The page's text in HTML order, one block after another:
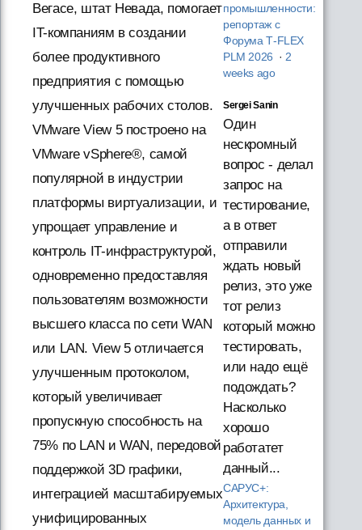
Вегасе, штат Невада, помогает
IT-компаниям в создании
более продуктивного
предприятия с помощью
улучшенных рабочих столов.
VMware View 5 построено на
VMware vSphere®, самой
популярной в индустрии
платформы виртуализации, и
упрощает управление и
контроль IT-инфраструктурой,
одновременно предоставляя
пользователям возможности
высшего класса по сети WAN
или LAN. View 5 отличается
улучшенным протоколом,
который увеличивает
пропускную способность на
75% по LAN и WAN, передовой
поддержкой 3D графики,
интеграцией масштабируемых
унифицированных
промышленности:
репортаж с
Форума T‑FLEX
PLM 2026 ·2
weeks ago
Sergei Sanin
Один
нескромный
вопрос - делал
запрос на
тестирование,
а в ответ
отправили
ждать новый
релиз, это уже
тот релиз
который можно
тестировать,
или надо ещё
подождать?
Насколько
хорошо
работатет
данный...
САРУС+:
Архитектура,
модель данных и